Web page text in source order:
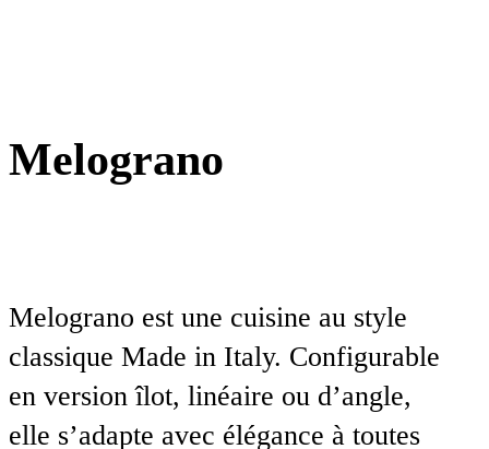
Melograno
Melograno est une cuisine au style
classique Made in Italy. Configurable
en version îlot, linéaire ou d’angle,
elle s’adapte avec élégance à toutes